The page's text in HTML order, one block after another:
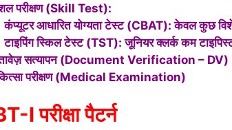
परीक्षण (Skill Test):
कंप्यूटर आधारित योग्यता टेस्ट (CBAT): केवल कुछ
टाइपिंग स्किल टेस्ट (TST): जूनियर क्लर्क कम
सत्यापन (Document Verification – DV)
परीक्षण (Medical Examination)
I परीक्षा पैटर्न